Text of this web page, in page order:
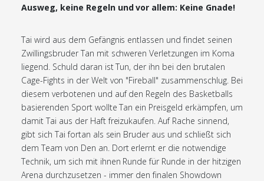
Ausweg, keine Regeln und vor allem: Keine Gnade!
Tai wird aus dem Gefängnis entlassen und findet seinen
Zwillingsbruder Tan mit schweren Verletzungen im Koma
liegend. Schuld daran ist Tun, der ihn bei den brutalen
Cage-Fights in der Welt von "Fireball" zusammenschlug. Bei
diesem verbotenen und auf den Regeln des Basketballs
basierenden Sport wollte Tan ein Preisgeld erkämpfen, um
damit Tai aus der Haft freizukaufen. Auf Rache sinnend,
gibt sich Tai fortan als sein Bruder aus und schließt sich
dem Team von Den an. Dort erlernt er die notwendige
Technik, um sich mit ihnen Runde für Runde in der hitzigen
Arena durchzusetzen - immer den finalen Showdown